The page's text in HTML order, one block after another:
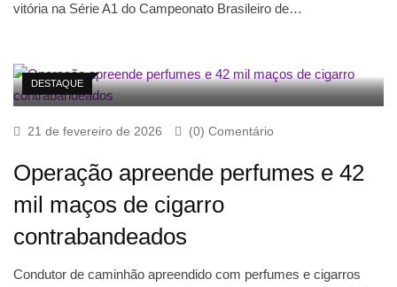
vitória na Série A1 do Campeonato Brasileiro de…
DESTAQUE
21 de fevereiro de 2026 (0) Comentário
Operação apreende perfumes e 42
mil maços de cigarro
contrabandeados
Condutor de caminhão apreendido com perfumes e cigarros